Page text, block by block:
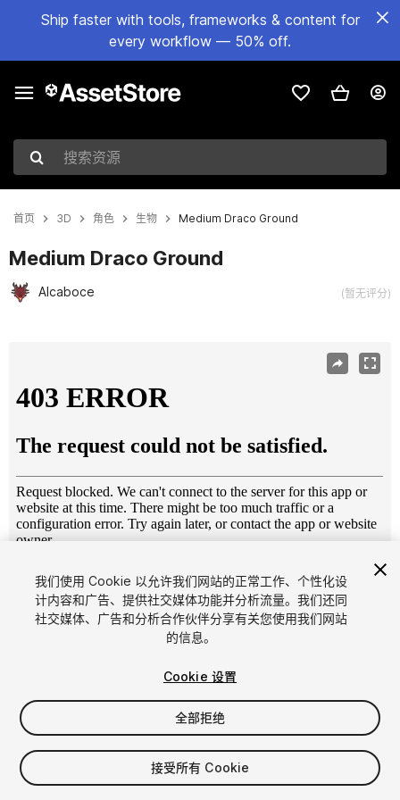
Ship faster with tools, frameworks & content for
every workflow — 50% off.
搜索资源
首页 3D 角色 生物 Medium Draco Ground
Medium Draco Ground
Alcaboce (暂无评分)
1/4
$20
增值税将在结算时计算
我们使用 Cookie 以允许我们网站的正常工作、个性化设
计内容和广告、提供社交媒体功能并分析流量。我们还同
社交媒体、广告和分析合作伙伴分享有关您使用我们网站
的信息。
Cookie 设置
全部拒绝
接受所有 Cookie